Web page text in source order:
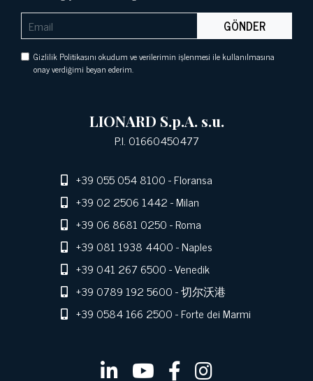
GÖNDER
Gizlilik Politikasını okudum ve verilerimin işlenmesi ile kullanılmasına
onay verdiğimi beyan ederim.
LIONARD S.p.A. s.u.
P.I. 01660450477
+39 055 054 8100- Floransa
+39 02 2506 1442- Milan
+39 06 8681 0250- Roma
+39 081 1938 4400- Naples
+39 041 267 6500- Venedik
+39 0789 192 5600- 切尔沃港
+39 0584 166 2500- Forte dei Marmi